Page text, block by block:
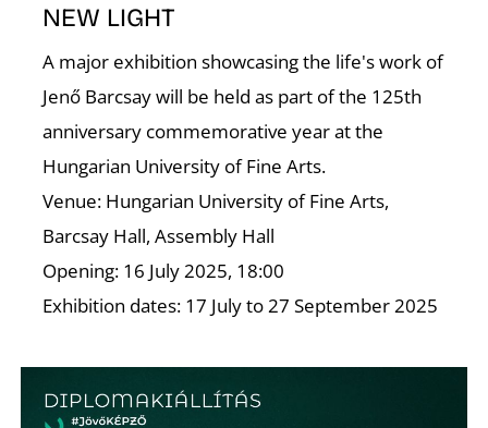
NEW LIGHT
A major exhibition showcasing the life's work of
Jenő Barcsay will be held as part of the 125th
anniversary commemorative year at the
Hungarian University of Fine Arts.
Venue: Hungarian University of Fine Arts,
Barcsay Hall, Assembly Hall
Opening: 16 July 2025, 18:00
Exhibition dates: 17 July to 27 September 2025